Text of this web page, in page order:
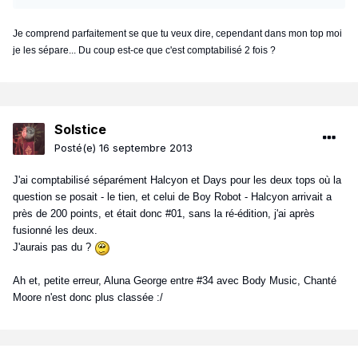
Je comprend parfaitement se que tu veux dire, cependant dans mon top moi
je les sépare... Du coup est-ce que c'est comptabilisé 2 fois ?
Solstice
Posté(e) 16 septembre 2013
J'ai comptabilisé séparément Halcyon et Days pour les deux tops où la
question se posait - le tien, et celui de Boy Robot - Halcyon arrivait a
près de 200 points, et était donc #01, sans la ré-édition, j'ai après
fusionné les deux.
J'aurais pas du ?
Ah et, petite erreur, Aluna George entre #34 avec Body Music, Chanté
Moore n'est donc plus classée :/